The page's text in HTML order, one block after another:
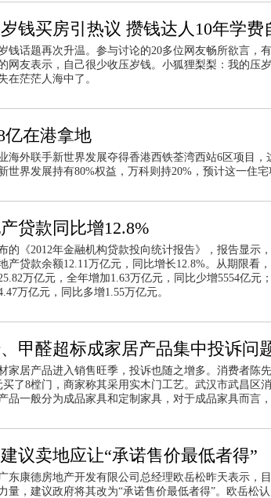
钱买房引热议 攒钱达人10年学费
钱话题再次升温。参与讨论的20多位网友畅所欲言，
网友表示，自己很少收压岁钱。小狐狸梨梨：我的压
在茫茫人海中了。
亿在港拿地
海外联手新世界发展夺得香港西铁荃湾西站6区项目，
世界发展持有80%权益，万科则持20%，预计这一住宅
贷款同比增12.8%
的《2012年金融机构贷款投向统计报告》，报告显示
产贷款余额12.11万亿元，同比增长12.8%。从期限看
万亿元，全年增加1.63万亿元，同比少增5554亿元
万亿元，同比多增1.55万亿元。
甲醛超标成家居产品集中投诉问
家居产品进入销售旺季，投诉也随之增多。消费者陈
买了8樘门，商家称其采用实木门工艺。武汉市武昌区
品一般分为成品家具和定制家具，对于成品家具而言
议卖地应让“承诺售价最低者得”
东康德房地产开发有限公司总经理欧岳松昨天表示，
量，建议政府将其改为“承诺售价最低者得”。欧岳松